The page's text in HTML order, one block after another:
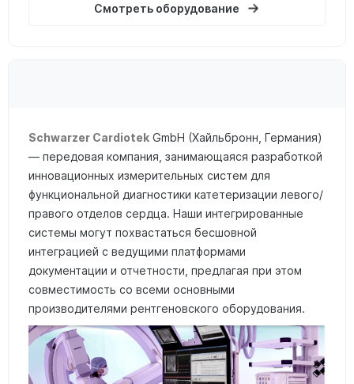
Смотреть оборудование
Schwarzer Cardiotek GmbH (Хайльбронн, Германия)
— передовая компания, занимающаяся разработкой
инновационных измерительных систем для
функциональной диагностики катетеризации левого/
правого отделов сердца. Наши интегрированные
системы могут похвастаться бесшовной
интеграцией с ведущими платформами
документации и отчетности, предлагая при этом
совместимость со всеми основными
производителями рентгеновского оборудования.